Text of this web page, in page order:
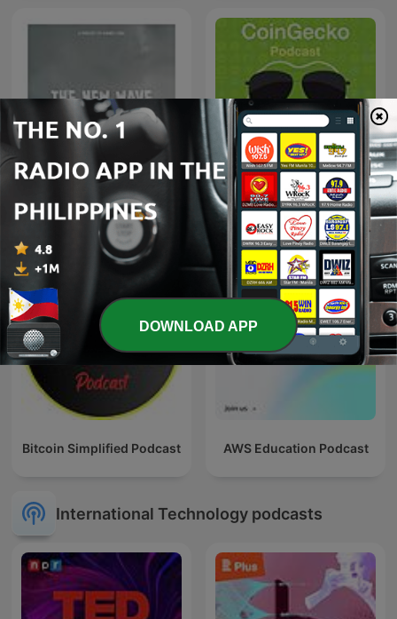
The New Wave
CoinGecko Podcast -
Bitcoin & Cryptocurrency
Insights
Bitcoin Simplified Podcast AWS Education Podcast
International Technology podcasts
DOWNLOAD APP